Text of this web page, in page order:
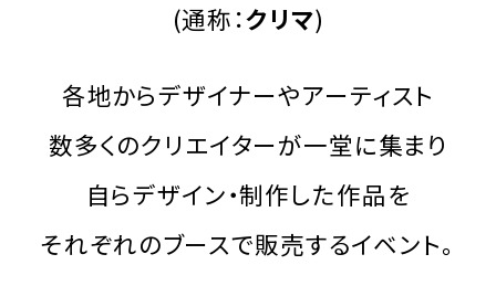
(通称：クリマ)
各地からデザイナーやアーティスト
数多くのクリエイターが一堂に集まり
自らデザイン・制作した作品を
それぞれのブースで販売するイベント。